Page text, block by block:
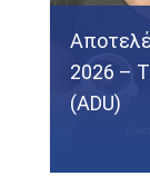
2026 –
(ADU)